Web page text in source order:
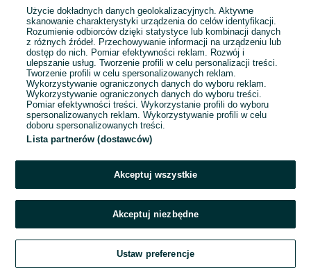
Przejdź na stronę główną
Użycie dokładnych danych geolokalizacyjnych. Aktywne
skanowanie charakterystyki urządzenia do celów identyfikacji.
Rozumienie odbiorców dzięki statystyce lub kombinacji danych
z różnych źródeł. Przechowywanie informacji na urządzeniu lub
dostęp do nich. Pomiar efektywności reklam. Rozwój i
ulepszanie usług. Tworzenie profili w celu personalizacji treści.
Tworzenie profili w celu spersonalizowanych reklam.
Wykorzystywanie ograniczonych danych do wyboru reklam.
Wykorzystywanie ograniczonych danych do wyboru treści.
Pomiar efektywności treści. Wykorzystanie profili do wyboru
spersonalizowanych reklam. Wykorzystywanie profili w celu
doboru spersonalizowanych treści.
Lista partnerów (dostawców)
Akceptuj wszystkie
Akceptuj niezbędne
Ustaw preferencje